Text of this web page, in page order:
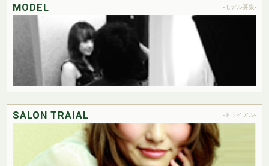
MODEL -モデル募集-
SALON TRAIAL -トライアル-